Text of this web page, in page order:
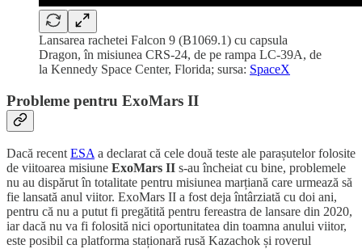
Lansarea rachetei Falcon 9 (B1069.1) cu capsula
Dragon, în misiunea CRS-24, de pe rampa LC-39A, de
la Kennedy Space Center, Florida; sursa: SpaceX
Probleme pentru ExoMars II
Dacă recent ESA a declarat că cele două teste ale parașutelor folosite
de viitoarea misiune ExoMars II s-au încheiat cu bine, problemele
nu au dispărut în totalitate pentru misiunea marțiană care urmează să
fie lansată anul viitor. ExoMars II a fost deja întârziată cu doi ani,
pentru că nu a putut fi pregătită pentru fereastra de lansare din 2020,
iar dacă nu va fi folosită nici oportunitatea din toamna anului viitor,
este posibil ca platforma staționară rusă Kazachok și roverul